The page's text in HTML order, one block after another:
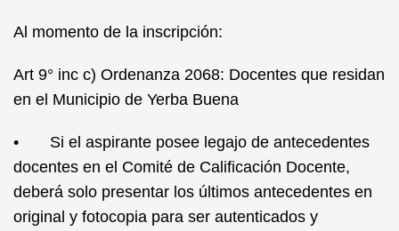
Al momento de la inscripción:
Art 9° inc c) Ordenanza 2068: Docentes que residan
en el Municipio de Yerba Buena
• Si el aspirante posee legajo de antecedentes
docentes en el Comité de Calificación Docente,
deberá solo presentar los últimos antecedentes en
original y fotocopia para ser autenticados y